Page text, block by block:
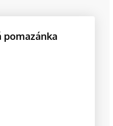
pomazánka